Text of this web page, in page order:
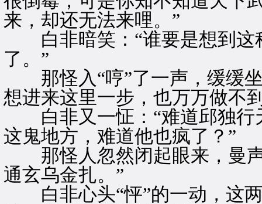
来，却还无法来哩。”
白非暗笑：“谁要是想到这
了。”
那怪入“哼”了一声，缓缓坐
想进来这里一步，也万万做不
白非又一怔：“难道邱独行
这鬼地方，难道他也疯了？”
那怪人忽然闭起眼来，曼声
通玄乌金扎。”
白非心头“怦”的一动，这两